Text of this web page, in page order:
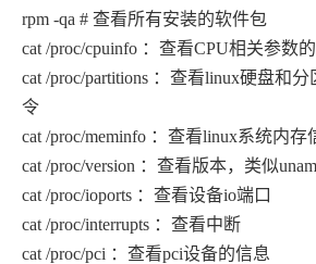
rpm -qa # 查看所有安装的软件包
cat /proc/cpuinfo ：查看CPU相关参数
cat /proc/partitions ：查看linux硬盘和
令
cat /proc/meminfo ：查看linux系统内
cat /proc/version ：查看版本，类似
cat /proc/ioports ：查看设备io端口
cat /proc/interrupts ：查看中断
cat /proc/pci ：查看pci设备的信息